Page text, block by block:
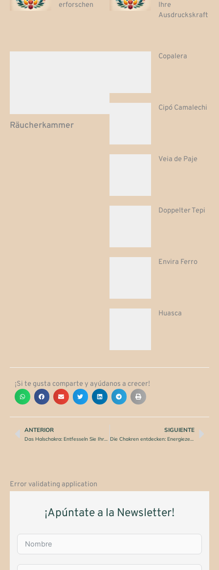
erforschen
Ihre
Ausdruckskraft
Räucherkammer
Copalera
Cipó Camalechi
Veia de Paje
Doppelter Tepi
Envira Ferro
Huasca
¡Si te gusta comparte y ayúdanos a crecer!
Zurück
ANTERIOR
Das Halschakra: Entfesseln Sie Ihre Ausdruckskraft
SIGUIENTE
Die Chakren entdecken: Energiezentren im menschlichen Körper
Error validating application
¡Apúntate a la Newsletter!